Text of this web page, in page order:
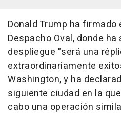
Donald Trump ha
Despacho Oval, donde
despliegue "será una
extraordinariamente
Washington, y ha
siguiente ciudad en la
cabo una operación